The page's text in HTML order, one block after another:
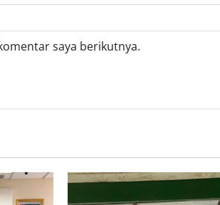
saya berikutnya.